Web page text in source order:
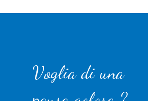
Voglia di una